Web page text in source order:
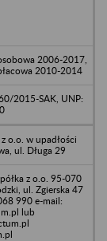
2006-2017,
2010-2014
2015-SAK, UNP:
o.o. w upadłości
ul. Długa 29
z o.o. 95-070
ul. Zgierska 47
990 e-mail:
lub